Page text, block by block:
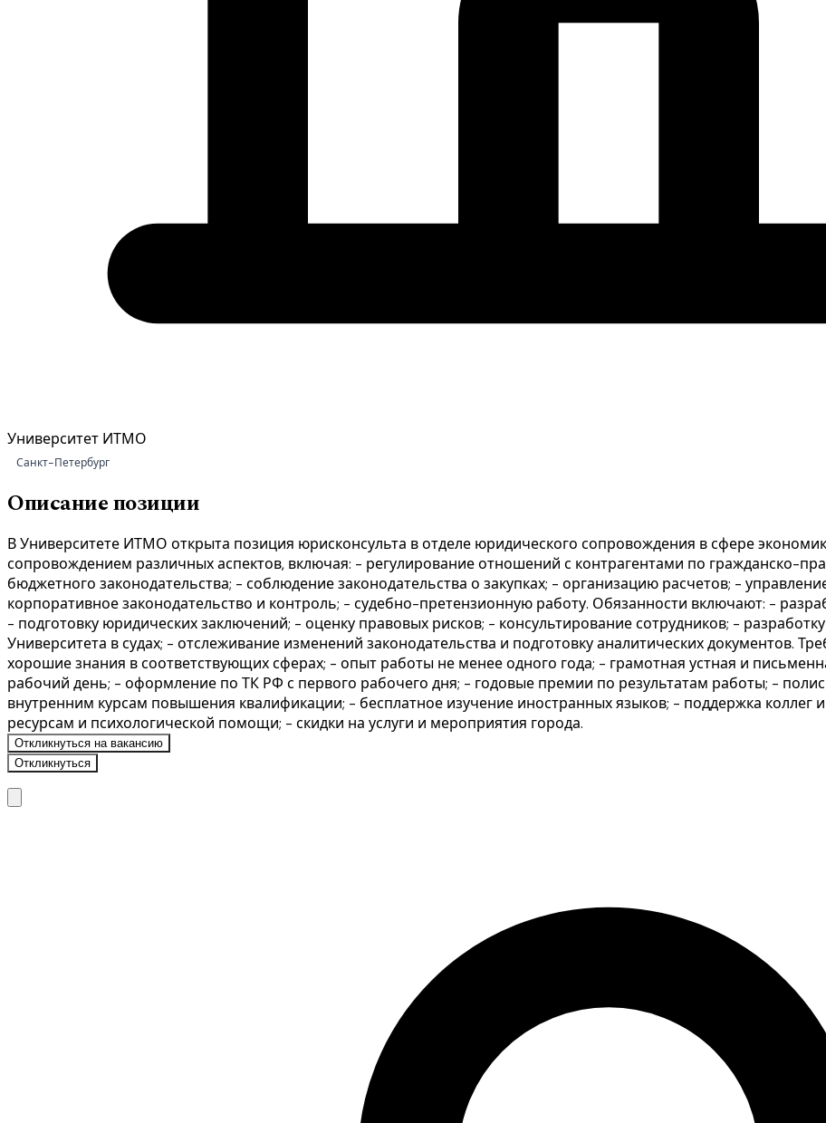
Университет ИТМО
Санкт-Петербург
Описание позиции
В Университете ИТМО открыта позиция юрисконсульта в отделе юридического сопровождения в сфере
сопровождением различных аспектов, включая: - регулирование отношений с контрагентами по гражданско-
бюджетного законодательства; - соблюдение законодательства о закупках; - организацию расчетов; -
корпоративное законодательство и контроль; - судебно-претензионную работу. Обязанности включают: -
- подготовку юридических заключений; - оценку правовых рисков; - консультирование сотрудников; -
Университета в судах; - отслеживание изменений законодательства и подготовку аналитических документов.
хорошие знания в соответствующих сферах; - опыт работы не менее одного года; - грамотная устная и
рабочий день; - оформление по ТК РФ с первого рабочего дня; - годовые премии по результатам работы; -
внутренним курсам повышения квалификации; - бесплатное изучение иностранных языков; - поддержка коллег
ресурсам и психологической помощи; - скидки на услуги и мероприятия города.
Откликнуться на вакансию
Откликнуться